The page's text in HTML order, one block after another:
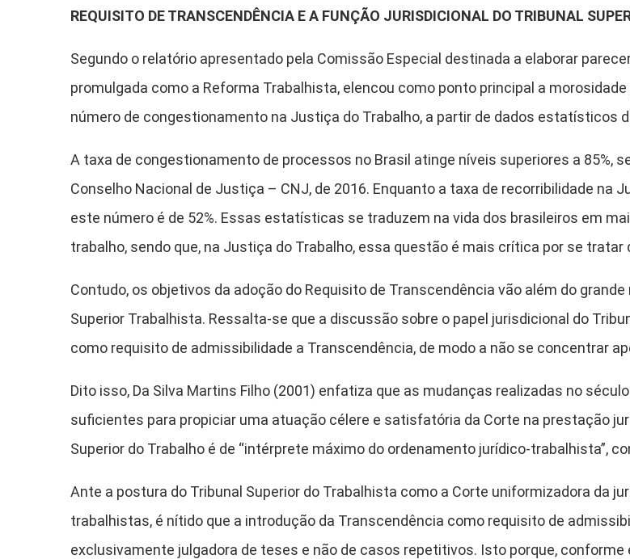
REQUISITO DE TRANSCENDÊNCIA E A FUNÇÃO JURISDICIONAL DO TRIBUNAL
Segundo o relatório apresentado pela Comissão Especial destinada a elaborar
promulgada como a Reforma Trabalhista, elencou como ponto principal a
número de congestionamento na Justiça do Trabalho, a partir de dados estatísticos
A taxa de congestionamento de processos no Brasil atinge níveis superiores a 85%,
Conselho Nacional de Justiça – CNJ, de 2016. Enquanto a taxa de recorribilidade na
este número é de 52%. Essas estatísticas se traduzem na vida dos brasileiros em
trabalho, sendo que, na Justiça do Trabalho, essa questão é mais crítica por se tratar
Contudo, os objetivos da adoção do Requisito de Transcendência vão além do
Superior Trabalhista. Ressalta-se que a discussão sobre o papel jurisdicional do
como requisito de admissibilidade a Transcendência, de modo a não se concentrar
Dito isso, Da Silva Martins Filho (2001) enfatiza que as mudanças realizadas no
suficientes para propiciar uma atuação célere e satisfatória da Corte na prestação
Superior do Trabalho é de “intérprete máximo do ordenamento jurídico-trabalhista”,
Ante a postura do Tribunal Superior do Trabalhista como a Corte uniformizadora da
trabalhistas, é nítido que a introdução da Transcendência como requisito de
exclusivamente julgadora de teses e não de casos repetitivos. Isto porque, conforme